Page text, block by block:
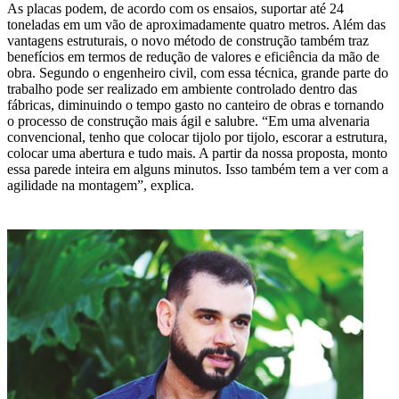
As placas podem, de acordo com os ensaios, suportar até 24
toneladas em um vão de aproximadamente quatro metros. Além das
vantagens estruturais, o novo método de construção também traz
benefícios em termos de redução de valores e eficiência da mão de
obra. Segundo o engenheiro civil, com essa técnica, grande parte do
trabalho pode ser realizado em ambiente controlado dentro das
fábricas, diminuindo o tempo gasto no canteiro de obras e tornando
o processo de construção mais ágil e salubre. “Em uma alvenaria
convencional, tenho que colocar tijolo por tijolo, escorar a estrutura,
colocar uma abertura e tudo mais. A partir da nossa proposta, monto
essa parede inteira em alguns minutos. Isso também tem a ver com a
agilidade na montagem”, explica.